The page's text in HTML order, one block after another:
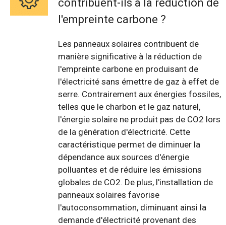
contribuent-ils à la réduction de
l'empreinte carbone ?
Les panneaux solaires contribuent de
manière significative à la réduction de
l'empreinte carbone en produisant de
l'électricité sans émettre de gaz à effet de
serre. Contrairement aux énergies fossiles,
telles que le charbon et le gaz naturel,
l'énergie solaire ne produit pas de CO2 lors
de la génération d'électricité. Cette
caractéristique permet de diminuer la
dépendance aux sources d'énergie
polluantes et de réduire les émissions
globales de CO2. De plus, l'installation de
panneaux solaires favorise
l'autoconsommation, diminuant ainsi la
demande d'électricité provenant des